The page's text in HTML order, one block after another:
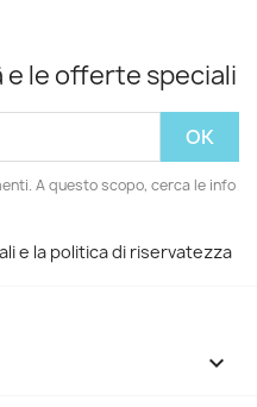
e le offerte speciali
A questo scopo, cerca le info
e la politica di riservatezza
